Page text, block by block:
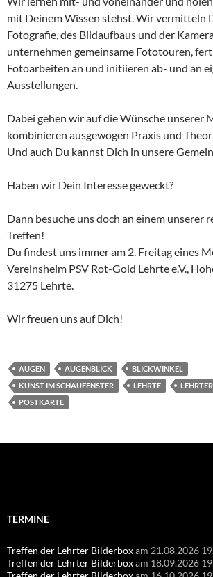
mit Deinem Wissen stehst. Wir vermitteln
Fotografie, des Bildaufbaus und der
unternehmen gemeinsame Fototouren,
Fotoarbeiten an und initiieren ab- und an
Ausstellungen.
Dabei gehen wir auf die Wünsche unserer
kombinieren ausgewogen Praxis und
Und auch Du kannst Dich in unsere
Haben wir Dein Interesse geweckt?
Dann besuche uns doch an einem unserer
Treffen!
Du findest uns immer am 2. Freitag eines
Vereinsheim PSV Rot-Gold Lehrte e.V.,
31275 Lehrte.
Wir freuen uns auf Dich!
AUGEN AUGENBLICK
BLICKWINKEL
KUNST IM SCHAUFENSTER
LEHRTE
POSTKARTE
TERMINE
Treffen der Lehrter Bilderboxam 21.08.2026
Treffen der Lehrter Bilderboxam 18.09.2026